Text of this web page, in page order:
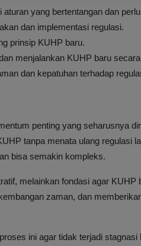
yang bertentangan dan
dan implementasi regulasi.
prinsip KUHP baru.
menjalankan KUHP baru
dan kepatuhan terhadap
penting yang seharusnya
tanpa menata ulang regulasi
bisa semakin kompleks.
melainkan fondasi agar KUHP
zaman, dan
ini agar tidak terjadi stagnasi